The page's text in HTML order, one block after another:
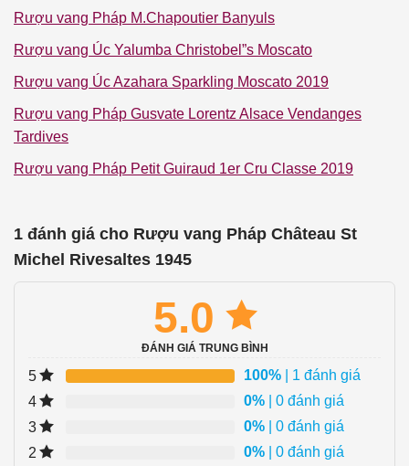
Rượu vang Pháp M.Chapoutier Banyuls
Rượu vang Úc Yalumba Christobel”s Moscato
Rượu vang Úc Azahara Sparkling Moscato 2019
Rượu vang Pháp Gusvate Lorentz Alsace Vendanges
Tardives
Rượu vang Pháp Petit Guiraud 1er Cru Classe 2019
1 đánh giá cho Rượu vang Pháp Château St
Michel Rivesaltes 1945
5.0
ĐÁNH GIÁ TRUNG BÌNH
5 100% | 1 đánh giá
4
0% | 0 đánh giá
3
0% | 0 đánh giá
2
0% | 0 đánh giá